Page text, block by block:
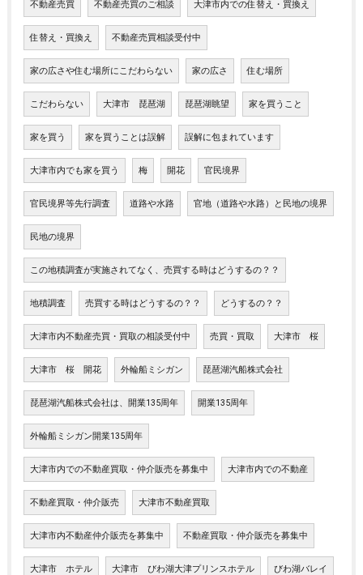
不動産売買 不動産売買のご相談 大津市内での住替え・買換え
住替え・買換え 不動産売買相談受付中
家の広さや住む場所にこだわらない 家の広さ 住む場所
こだわらない 大津市 琵琶湖 琵琶湖眺望 家を買うこと
家を買う 家を買うことは誤解 誤解に包まれています
大津市内でも家を買う 梅 開花 官民境界
官民境界等先行調査 道路や水路 官地（道路や水路）と民地の境界
民地の境界
この地積調査が実施されてなく、売買する時はどうするの？？
地積調査 売買する時はどうするの？？ どうするの？？
大津市内不動産売買・買取の相談受付中 売買・買取 大津市 桜
大津市 桜 開花 外輪船ミシガン 琵琶湖汽船株式会社
琵琶湖汽船株式会社は、開業135周年 開業135周年
外輪船ミシガン開業135周年
大津市内での不動産買取・仲介販売を募集中 大津市内での不動産
不動産買取・仲介販売 大津市不動産買取
大津市内不動産仲介販売を募集中 不動産買取・仲介販売を募集中
大津市 ホテル 大津市 びわ湖大津プリンスホテル びわ湖バレイ